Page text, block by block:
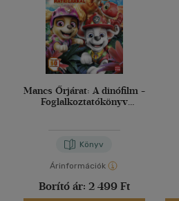
Mancs Őrjárat: A dinófilm -
Foglalkoztatókönyv
Könyv
Árinformációk
Borító ár: 2 499 Ft